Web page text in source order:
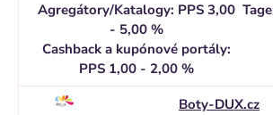
Agregátory/Katalogy: PPS 3,00
- 5,00 %
Cashback a kupónové portály:
PPS 1,00 - 2,00 %
Tage
Boty-DUX.cz